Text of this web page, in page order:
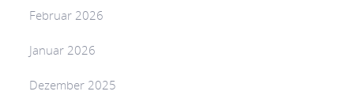
Februar 2026
Januar 2026
Dezember 2025